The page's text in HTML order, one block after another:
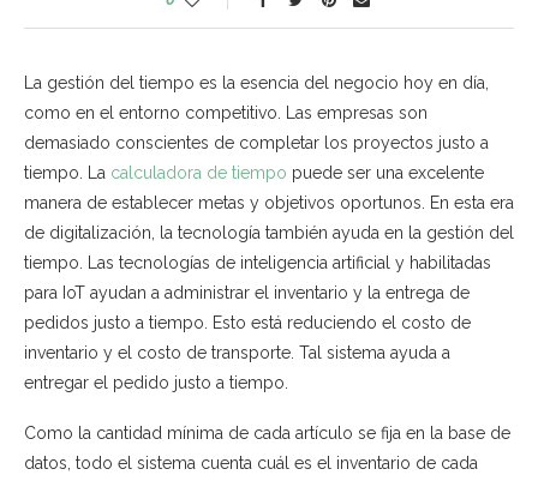
La gestión del tiempo es la esencia del negocio hoy en día,
como en el entorno competitivo. Las empresas son
demasiado conscientes de completar los proyectos justo a
tiempo. La calculadora de tiempo puede ser una excelente
manera de establecer metas y objetivos oportunos. En esta era
de digitalización, la tecnología también ayuda en la gestión del
tiempo. Las tecnologías de inteligencia artificial y habilitadas
para IoT ayudan a administrar el inventario y la entrega de
pedidos justo a tiempo. Esto está reduciendo el costo de
inventario y el costo de transporte. Tal sistema ayuda a
entregar el pedido justo a tiempo.
Como la cantidad mínima de cada artículo se fija en la base de
datos, todo el sistema cuenta cuál es el inventario de cada